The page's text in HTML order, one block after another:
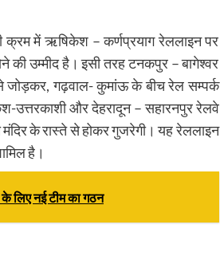
क्रम में ऋषिकेश – कर्णप्रयाग रेललाइन पर
की उम्मीद है। इसी तरह टनकपुर – बागेश्वर
जोड़कर, गढ़वाल- कुमांऊ के बीच रेल सम्पर्क
उत्तरकाशी और देहरादून – सहारनपुर रेलवे
मंदिर के रास्ते से होकर गुजरेगी। यह रेललाइन
है।
लिए नई टीम का गठन